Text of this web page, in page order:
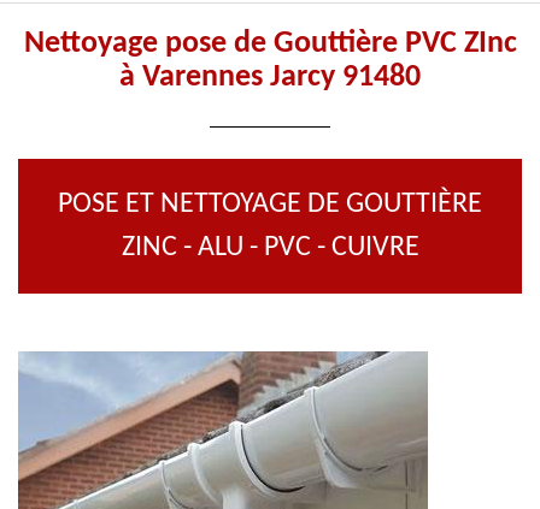
Nettoyage pose de Gouttière PVC ZInc
à Varennes Jarcy 91480
POSE ET NETTOYAGE DE GOUTTIÈRE
ZINC - ALU - PVC - CUIVRE